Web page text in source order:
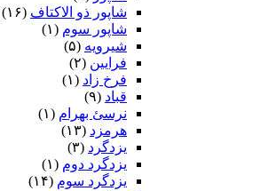
شاپور ذو الاکتاف (۱۶)
شاپور سوم‏ (۱)
شیرویه (۵)
فرایین (۲)
فرخ زاد (۱)
قباد (۹)
نرسئ بهرام‏ (۱)
هرمزد (۱۳)
یزدگرد (۳)
یزدگرد دوم (۱)
یزدگرد سوم (۱۴)